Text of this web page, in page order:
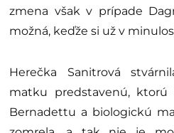
zmena však v prípade
možná, keďže si už v
Herečka Sanitrová
matku predstavenú, ktorú
Bernadettu a biologickú